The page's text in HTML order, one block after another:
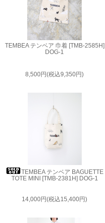
TEMBEA テンベア 巾着 [TMB-2585H]
DOG-1
8,500円(税込9,350円)
TEMBEA テンベア BAGUETTE
TOTE MINI [TMB-2381H] DOG-1
14,000円(税込15,400円)